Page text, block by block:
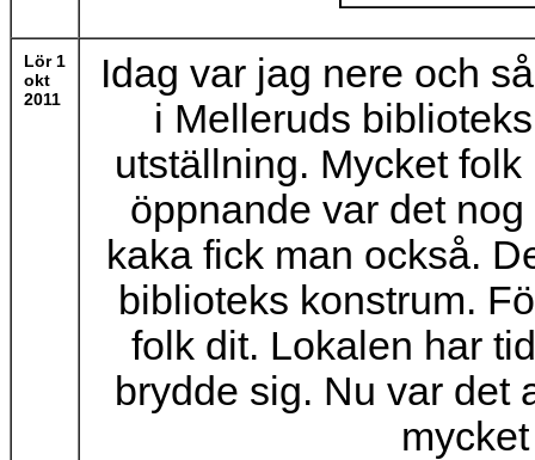
Lör 1
okt
2011
Idag var jag nere och
i Melleruds
utställning. Mycket
öppnande var det
kaka fick man också.
biblioteks konstrum.
folk dit. Lokalen har
brydde sig. Nu var det